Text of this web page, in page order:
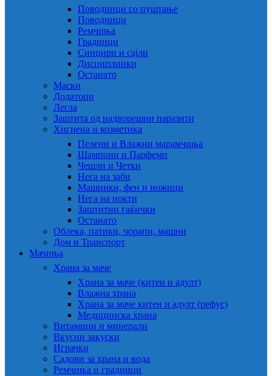
Поводници со пуштање
Поводници
Ремчиња
Градници
Синџири и сајли
Дисциплинки
Останато
Маски
Додатоци
Легла
Заштита од надворешни паразити
Хигиена и козметика
Пелени и Влажни марамчиња
Шампони и Парфеми
Чешли и Четки
Нега на заби
Машинки, фен и ножици
Нега на нокти
Заштитни гаќички
Останато
Облека, патики, чорапи, машни
Дом и Транспорт
Мачиња
Храна за маче
Храна за маче (китен и адулт)
Влажна храна
Храна за маче китен и адулт (рефус)
Медицинска храна
Витамини и минерали
Вкусни закуски
Играчки
Садови за храна и вода
Ремчиња и градници